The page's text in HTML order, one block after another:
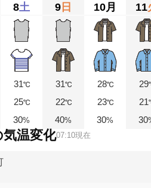
8土
31℃
25℃
30%
9 日
31℃
22℃
40%
10月
28℃
23℃
30%
11
29
21
30
温変化07:10現在